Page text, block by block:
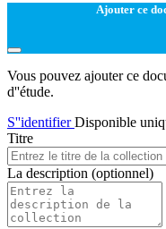
Ajouter ce
Vous pouvez ajouter ce
d''étude.
S''identifierDisponible
Titre
La description (optionnel)